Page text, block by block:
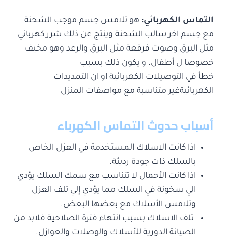
التماس الكهربائي: هو تلامس جسم موجب الشحنة
مع جسم اخر سالب الشحنة وينتج عن ذلك شرر كهربائي
مثل البرق وصوت فرقعة مثل البرق والرعد وهو مخيف
خصوصا ل أطفال. و يكون ذلك بسبب
خطأ في التوصيلات الكهربائية او ان التمديدات
الكهربائيةغير متناسبة مع مواصفات المنزل
أسباب حدوث التماس الكهرباء
اذا كانت الاسلاك المستخدمة في العزل الخاص
بالسلك ذات جودة رديئة.
اذا كانت الأحمال لا تتناسب مع سمك السلك يؤدي
الي سخونة في السلك مما يؤدي إلي تلف العزل
وتلامس الأسلاك مع بعضها البعض.
تلف الاسلاك بسبب انتهاء فترة الصلاحية فلابد من
الصيانة الدورية للأسلاك والوصلات والعوازل.